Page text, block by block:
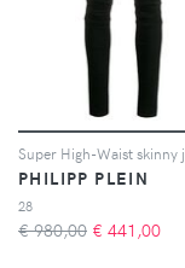
Super High-Waist skinny
PHILIPP PLEIN
28
€ 980,00 € 441,00